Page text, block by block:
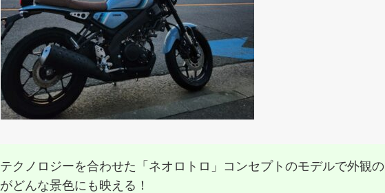
クノロジーを合わせた「ネオロトロ」コンセプトのモデルで外観の
どんな景色にも映える！